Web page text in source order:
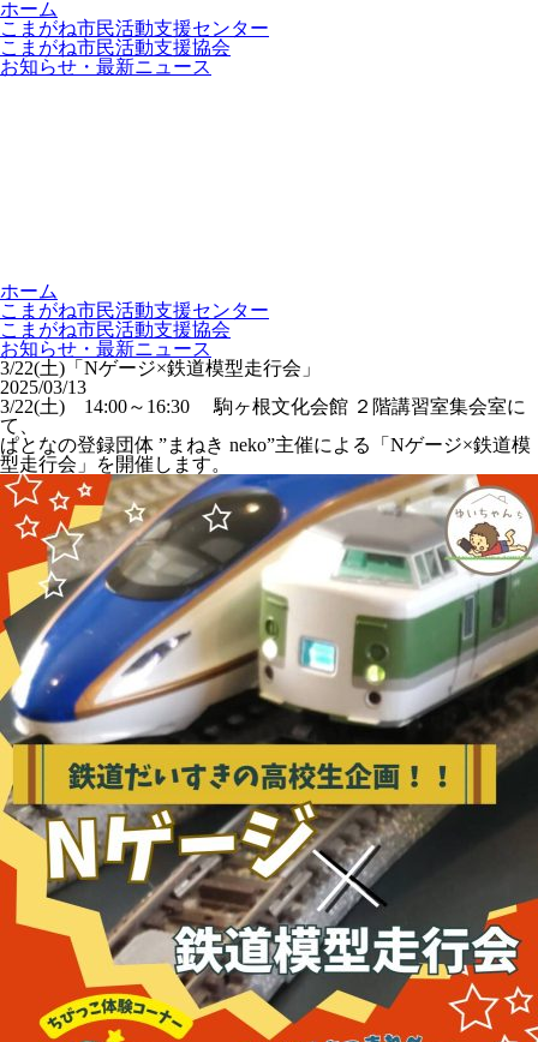
ホーム
こまがね市民活動支援センター
こまがね市民活動支援協会
お知らせ・最新ニュース
ホーム
こまがね市民活動支援センター
こまがね市民活動支援協会
お知らせ・最新ニュース
3/22(土)「Nゲージ×鉄道模型走行会」
2025/03/13
3/22(土) 14:00～16:30 駒ヶ根文化会館 ２階講習室集会室に
て、
ぱとなの登録団体 ”まねき neko”主催による「Nゲージ×鉄道模
型走行会」を開催します。